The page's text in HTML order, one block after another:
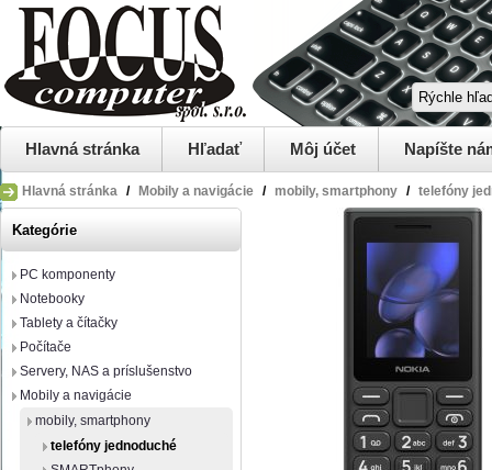
Hlavná stránka Hľadať Môj účet Napíšte
Hlavná stránka / Mobily a navigácie / mobily, smartphony / telefóny
Kategórie
PC komponenty
Notebooky
Tablety a čítačky
Počítače
Servery, NAS a príslušenstvo
Mobily a navigácie
mobily, smartphony
telefóny jednoduché